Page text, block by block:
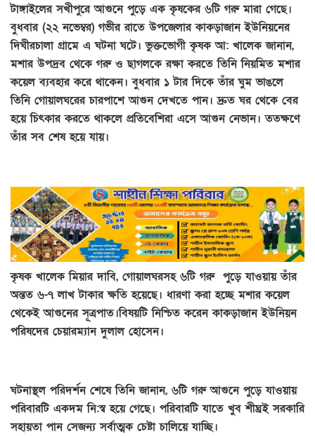
টাঙ্গাইলের সখীপুরে আগুনে পুড়ে এক কৃষকের ৬টি গরু মারা গেছে।
বুধবার (২২ নভেম্বর) গভীর রাতে উপজেলার কাকড়াজান ইউনিয়নের
দিঘীরচালা গ্রামে এ ঘটনা ঘটে। ভুক্তভোগী কৃষক আ: খালেক জানান,
মশার উপদ্রব থেকে গরু ও ছাগলকে রক্ষা করতে তিনি নিয়মিত মশার
কয়েল ব্যবহার করে থাকেন। বুধবার ১ টার দিকে তাঁর ঘুম ভাঙলে
তিনি গোয়ালঘরের চারপাশে আগুন দেখতে পান। দ্রুত ঘর থেকে বের
হয়ে চিৎকার করতে থাকলে প্রতিবেশিরা এসে আগুন নেভান। ততক্ষণে
তাঁর সব শেষ হয়ে যায়।
কৃষক খালেক মিয়ার দাবি, গোয়ালঘরসহ ৬টি গরু পুড়ে যাওয়ায় তাঁর
অন্তত ৬-৭ লাখ টাকার ক্ষতি হয়েছে। ধারণা করা হচ্ছে মশার কয়েল
থেকেই আগুনের সূত্রপাত।বিষয়টি নিশ্চিত করেন কাকড়াজান ইউনিয়ন
পরিষদের চেয়ারম্যান দুলাল হোসেন।
ঘটনাস্থল পরিদর্শন শেষে তিনি জানান, ৬টি গরু আগুনে পুড়ে যাওয়ায়
পরিবারটি একদম নি:স্ব হয়ে গেছে। পরিবারটি যাতে খুব শীঘ্রই সরকারি
সহায়তা পান সেজন্য সর্বাত্মক চেষ্টা চালিয়ে যাচ্ছি।